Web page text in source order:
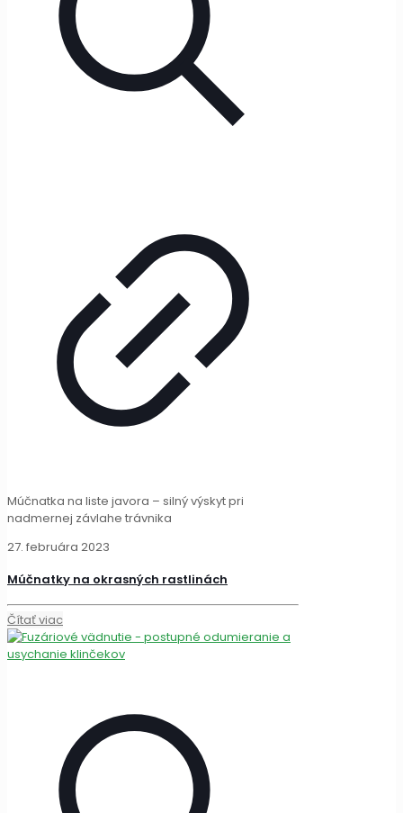
Múčnatka na liste javora – silný výskyt pri
nadmernej závlahe trávnika
27. februára 2023
Múčnatky na okrasných rastlinách
Čítať viac